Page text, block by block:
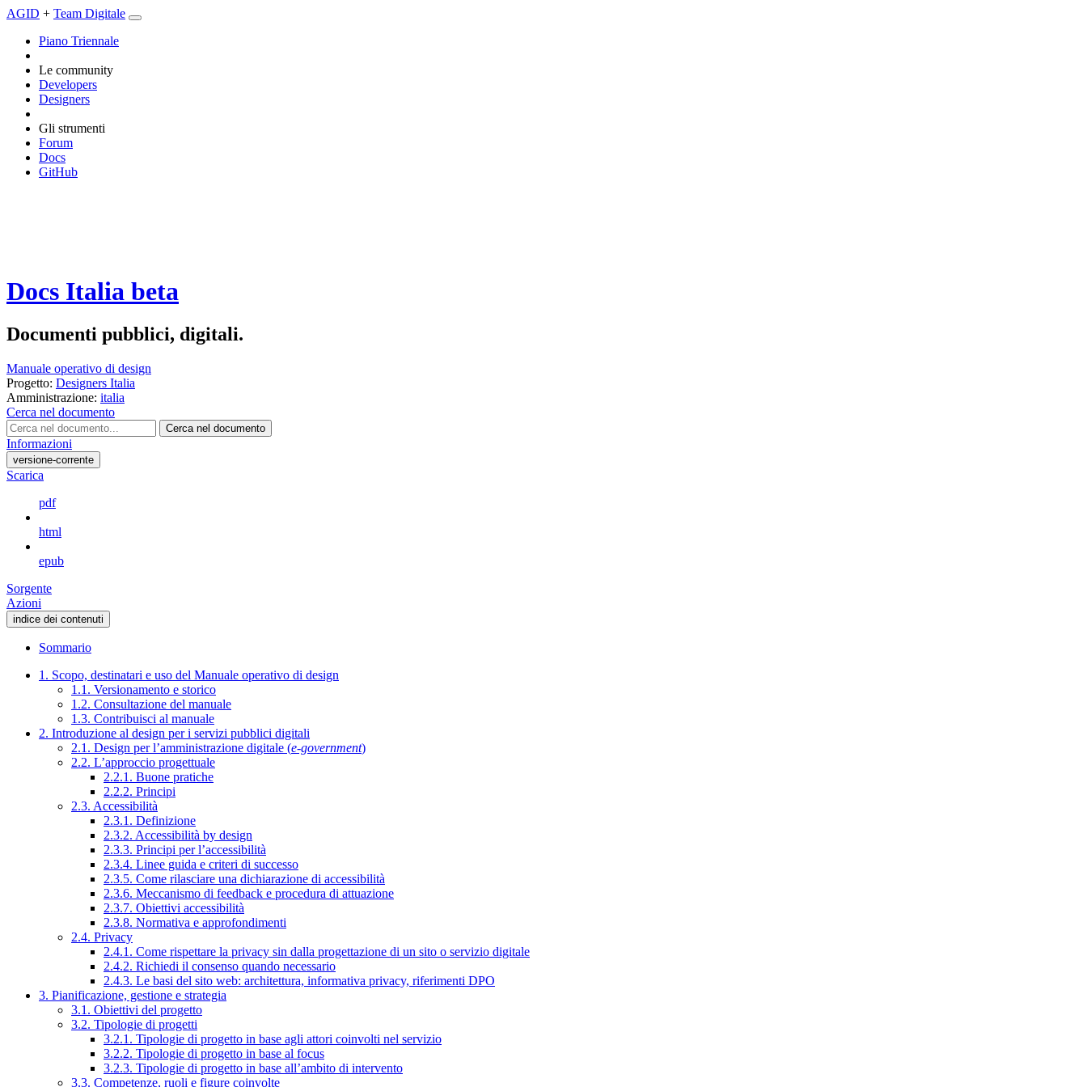
AGID + Team Digitale
Piano Triennale
Le community
Developers
Designers
Gli strumenti
Forum
Docs
GitHub
Docs Italia beta
Documenti pubblici, digitali.
Manuale operativo di design
Progetto: Designers Italia
Amministrazione: italia
Cerca nel documento
Cerca nel documento
Informazioni
versione-corrente
Scarica
pdf
html
epub
Sorgente
Azioni
indice dei contenuti
Sommario
1. Scopo, destinatari e uso del Manuale operativo di design
1.1. Versionamento e storico
1.2. Consultazione del manuale
1.3. Contribuisci al manuale
2. Introduzione al design per i servizi pubblici digitali
2.1. Design per l’amministrazione digitale (e-government)
2.2. L’approccio progettuale
2.2.1. Buone pratiche
2.2.2. Principi
2.3. Accessibilità
2.3.1. Definizione
2.3.2. Accessibilità by design
2.3.3. Principi per l’accessibilità
2.3.4. Linee guida e criteri di successo
2.3.5. Come rilasciare una dichiarazione di accessibilità
2.3.6. Meccanismo di feedback e procedura di attuazione
2.3.7. Obiettivi accessibilità
2.3.8. Normativa e approfondimenti
2.4. Privacy
2.4.1. Come rispettare la privacy sin dalla progettazione di un sito o servizio digitale
2.4.2. Richiedi il consenso quando necessario
2.4.3. Le basi del sito web: architettura, informativa privacy, riferimenti DPO
3. Pianificazione, gestione e strategia
3.1. Obiettivi del progetto
3.2. Tipologie di progetti
3.2.1. Tipologie di progetto in base agli attori coinvolti nel servizio
3.2.2. Tipologie di progetto in base al focus
3.2.3. Tipologie di progetto in base all’ambito di intervento
3.3. Competenze, ruoli e figure coinvolte